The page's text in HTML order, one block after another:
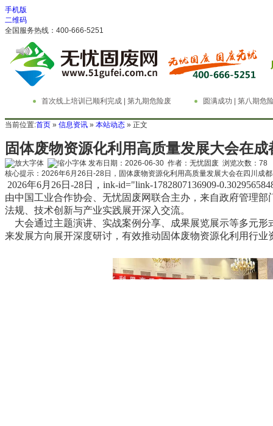
手机版
二维码
全国服务热线：400-666-5251
首次线上培训已顺利完成 | 第九期危险废
物管理与技术实务精英特训营
圆满成功 | 第八期危
务精英特训营
当前位置:首页 » 信息资讯 » 本站动态 » 正文
固体废物资源化利用高质量发展大会在
发布日期：2026-06-30 作者：无忧固废 浏览次数： 78
核心提示：2026年6月26日-28日，固体废物资源化利用高质量发展大会在四川成
2026年6月 26日-28日， ink-id="link-1782807136909-
由中国工业合作协会
无忧固废网联合主办，来自政府管理部
法规、技术创新与产业实践展开深入交流。
大会通过主题演讲、实战案例分享、成果展览展示等多元
来发展方向展开深度研讨，有效推动固体废物资源化利用行